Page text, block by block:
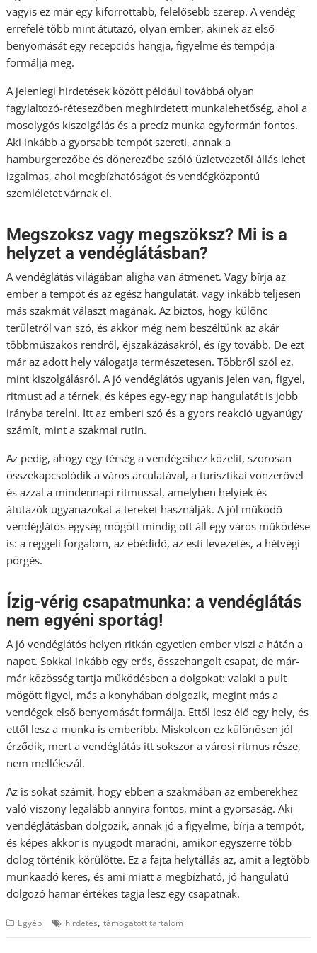
vagyis ez már egy kiforrottabb, felelősebb szerep. A vendég
errefelé több mint átutazó, olyan ember, akinek az első
benyomását egy recepciós hangja, figyelme és tempója
formálja meg.
A jelenlegi hirdetések között például továbbá olyan
fagylaltozó-rétesezőben meghirdetett munkalehetőség, ahol a
mosolygós kiszolgálás és a precíz munka egyformán fontos.
Aki inkább a gyorsabb tempót szereti, annak a
hamburgerezőbe és dönerezőbe szóló üzletvezetői állás lehet
izgalmas, ahol megbízhatóságot és vendégközpontú
szemléletet várnak el.
Megszoksz vagy megszöksz? Mi is a
helyzet a vendéglátásban?
A vendéglátás világában aligha van átmenet. Vagy bírja az
ember a tempót és az egész hangulatát, vagy inkább teljesen
más szakmát választ magának. Az biztos, hogy különc
területről van szó, és akkor még nem beszéltünk az akár
többműszakos rendről, éjszakázásakról, és így tovább. De ezt
már az adott hely válogatja természetesen. Többről szól ez,
mint kiszolgálásról. A jó vendéglátós ugyanis jelen van, figyel,
ritmust ad a térnek, és képes egy-egy nap hangulatát is jobb
irányba terelni. Itt az emberi szó és a gyors reakció ugyanúgy
számít, mint a szakmai rutin.
Az pedig, ahogy egy térség a vendégeihez közelít, szorosan
összekapcsolódik a város arculatával, a turisztikai vonzerővel
és azzal a mindennapi ritmussal, amelyben helyiek és
átutazók ugyanazokat a tereket használják. A jól működő
vendéglátós egység mögött mindig ott áll egy város működése
is: a reggeli forgalom, az ebédidő, az esti levezetés, a hétvégi
pörgés.
Ízig-vérig csapatmunka: a vendéglátás
nem egyéni sportág!
A jó vendéglátós helyen ritkán egyetlen ember viszi a hátán a
napot. Sokkal inkább egy erős, összehangolt csapat, de már-
már közösség tartja működésben a dolgokat: valaki a pult
mögött figyel, más a konyhában dolgozik, megint más a
vendégek első benyomását formálja. Ettől lesz élő egy hely, és
ettől lesz a munka is emberibb. Miskolcon ez különösen jól
érződik, mert a vendéglátás itt sokszor a városi ritmus része,
nem mellékszál.
Az is sokat számít, hogy ebben a szakmában az emberekhez
való viszony legalább annyira fontos, mint a gyorsaság. Aki
vendéglátásban dolgozik, annak jó a figyelme, bírja a tempót,
és képes akkor is nyugodt maradni, amikor egyszerre több
dolog történik körülötte. Ez a fajta helytállás az, amit a legtöbb
munkaadó keres, és ami miatt a megbízható, jó hangulatú
dolgozó hamar értékes tagja lesz egy csapatnak.
Egyéb hirdetés,támogatott tartalom